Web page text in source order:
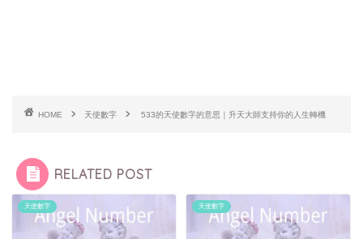
HOME 天使數字 533的天使數字的意思｜升天大師支持你的人生轉機
RELATED POST
天使數字 天使數字